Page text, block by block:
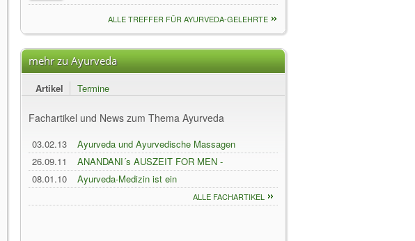
ALLE TREFFER FÜR AYURVEDA-GELEHRTE
mehr zu Ayurveda
Artikel Termine
Fachartikel und News zum Thema Ayurveda
03.02.13
Ayurveda und Ayurvedische Massagen
26.09.11
ANANDANI´s AUSZEIT FOR MEN -
AYURVEDAPUR LÜBECK
08.01.10
Ayurveda-Medizin ist ein
Gesundheitssystem
ALLE FACHARTIKEL